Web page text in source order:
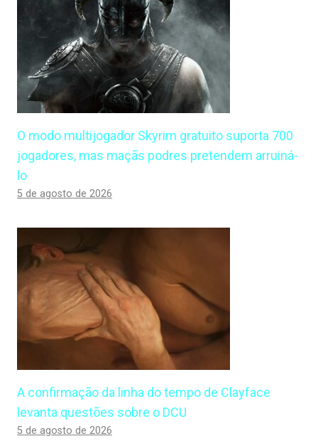
O modo multijogador Skyrim gratuito suporta 700
jogadores, mas maçãs podres pretendem arruiná-
lo
5 de agosto de 2026
A confirmação da linha do tempo de Clayface
levanta questões sobre o DCU
5 de agosto de 2026